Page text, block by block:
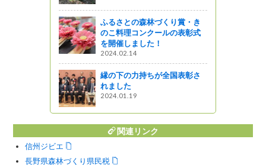
ふるさとの森林づくり賞・き
のこ料理コンクールの表彰式
を開催しました！
2024.02.14
縁の下の力持ちが全国表彰さ
れました
2024.01.19
関連リンク
信州ジビエ
長野県森林づくり県民税